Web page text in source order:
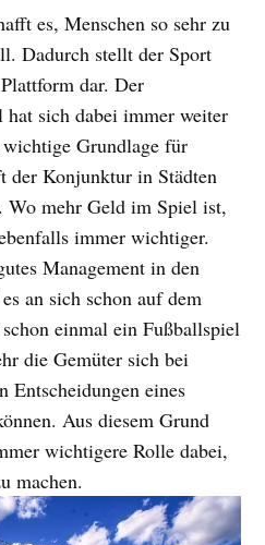
es, Menschen so sehr zu
Dadurch stellt der Sport
dar. Der
sich dabei immer weiter
Grundlage für
der Konjunktur in Städten
Wo mehr Geld im Spiel ist,
immer wichtiger.
Management in den
an sich schon auf dem
einmal ein Fußballspiel
die Gemüter sich bei
Entscheidungen eines
Aus diesem Grund
wichtigere Rolle dabei,
machen.